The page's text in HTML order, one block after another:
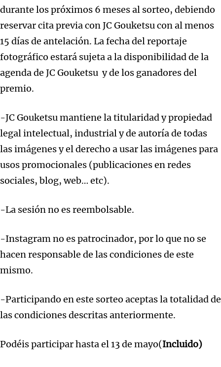
durante los próximos 6 meses al sorteo, debiendo
reservar cita previa con JC Gouketsu con al menos
15 días de antelación. La fecha del reportaje
fotográfico estará sujeta a la disponibilidad de la
agenda de JC Gouketsu y de los ganadores del
premio.
-JC Gouketsu mantiene la titularidad y propiedad
legal intelectual, industrial y de autoría de todas
las imágenes y el derecho a usar las imágenes para
usos promocionales (publicaciones en redes
sociales, blog, web… etc).
-La sesión no es reembolsable.
-Instagram no es patrocinador, por lo que no se
hacen responsable de las condiciones de este
mismo.
-Participando en este sorteo aceptas la totalidad de
las condiciones descritas anteriormente.
Podéis participar hasta el 13 de mayo(Incluido)